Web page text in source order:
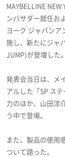
MAYBELLINE
ンバサダー就任お
ヨーク ジャパン
施し、新たにジャ
JUMP)が登壇した。
発表会当日は、メ
アルした「SP ス
力のほか、山田涼
う中で登場。
また、製品の使用
ついて語った。